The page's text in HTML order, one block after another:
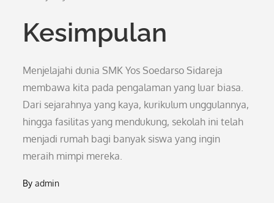
Kesimpulan
Menjelajahi dunia SMK Yos Soedarso Sidareja
membawa kita pada pengalaman yang luar biasa.
Dari sejarahnya yang kaya, kurikulum unggulannya,
hingga fasilitas yang mendukung, sekolah ini telah
menjadi rumah bagi banyak siswa yang ingin
meraih mimpi mereka.
Byadmin